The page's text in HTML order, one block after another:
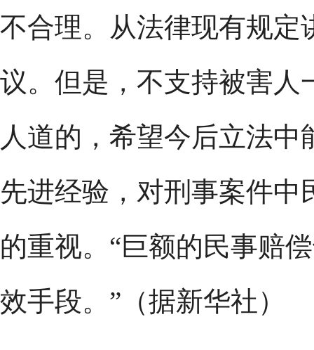
不合理。从法律现有规定
议。但是，不支持被害人
人道的，希望今后立法
先进经验，对刑事案件
的重视。“巨额的民事赔
效手段。”（据新华社）